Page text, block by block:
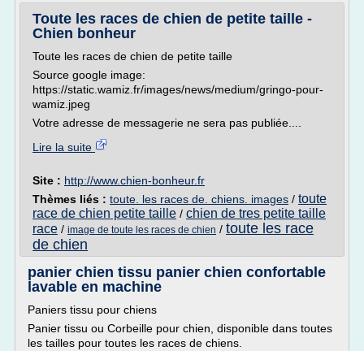
Toute les races de chien de petite taille -
Chien bonheur
Toute les races de chien de petite taille
Source google image:
https://static.wamiz.fr/images/news/medium/gringo-pour-
wamiz.jpeg
Votre adresse de messagerie ne sera pas publiée....
Lire la suite
Site : http://www.chien-bonheur.fr
Thèmes liés : toute. les races de. chiens. images / toute
race de chien petite taille / chien de tres petite taille
race / image de toute les races de chien / toute les race
de chien
panier chien tissu panier chien confortable
lavable en machine
Paniers tissu pour chiens
Panier tissu ou Corbeille pour chien, disponible dans toutes
les tailles pour toutes les races de chiens.